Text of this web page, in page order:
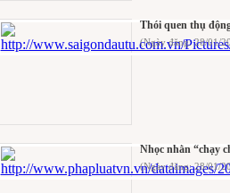
Thói quen thụ
(Ngày đăng: 28/01/
Nhọc nhằn “chạy
(Ngày đăng: 28/01/